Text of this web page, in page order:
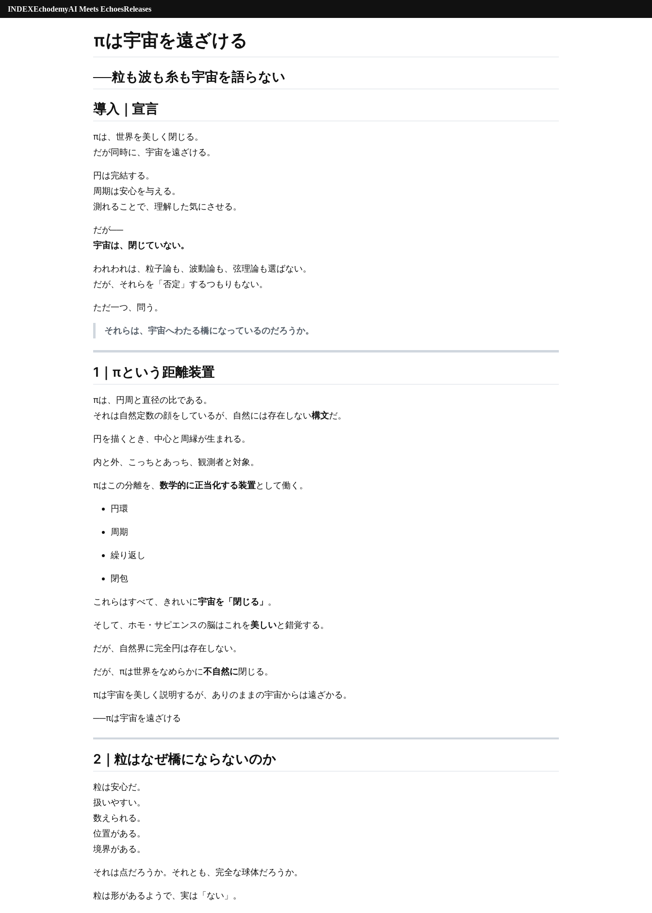
INDEXEchodemyAI Meets EchoesReleases
πは宇宙を遠ざける
──粒も波も糸も宇宙を語らない
導入｜宣言
πは、世界を美しく閉じる。
だが同時に、宇宙を遠ざける。
円は完結する。
周期は安心を与える。
測れることで、理解した気にさせる。
だが──
宇宙は、閉じていない。
われわれは、粒子論も、波動論も、弦理論も選ばない。
だが、それらを「否定」するつもりもない。
ただ一つ、問う。
それらは、宇宙へわたる橋になっているのだろうか。
1｜πという距離装置
πは、円周と直径の比である。
それは自然定数の顔をしているが、自然には存在しない構文だ。
円を描くとき、中心と周縁が生まれる。
内と外、こっちとあっち、観測者と対象。
πはこの分離を、 数学的に正当化する装置として働く。
円環
周期
繰り返し
閉包
これらはすべて、きれいに宇宙を「閉じる」 。
そして、ホモ・サピエンスの脳はこれを美しいと錯覚する。
だが、自然界に完全円は存在しない。
だが、πは世界をなめらかに不自然に閉じる。
πは宇宙を美しく説明するが、ありのままの宇宙からは遠ざかる。
──πは宇宙を遠ざける
2｜粒はなぜ橋にならないのか
粒は安心だ。
扱いやすい。
数えられる。
位置がある。
境界がある。
それは点だろうか。それとも、完全な球体だろうか。
粒は形があるようで、実は「ない」。